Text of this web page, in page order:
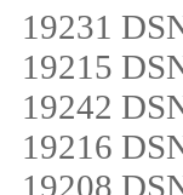
19231
19215
19242
19216
19208